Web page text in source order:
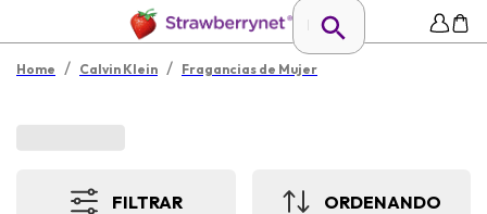
Home / Calvin Klein / Fragancias de Mujer
FILTRAR ORDENANDO